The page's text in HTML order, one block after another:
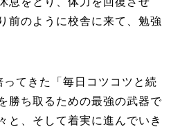
前のように校舎に来て、勉強
てきた「毎日コツコツと続
勝ち取るための最強の武器で
と、そして着実に進んでいき